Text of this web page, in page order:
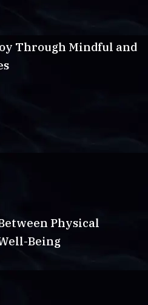
Through Mindful and
Physical
Being